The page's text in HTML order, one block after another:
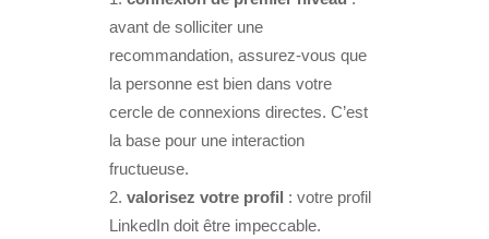
avant de solliciter une
recommandation, assurez-vous que
la personne est bien dans votre
cercle de connexions directes. C’est
la base pour une interaction
fructueuse.
valorisez votre profil : votre profil
LinkedIn doit être impeccable.